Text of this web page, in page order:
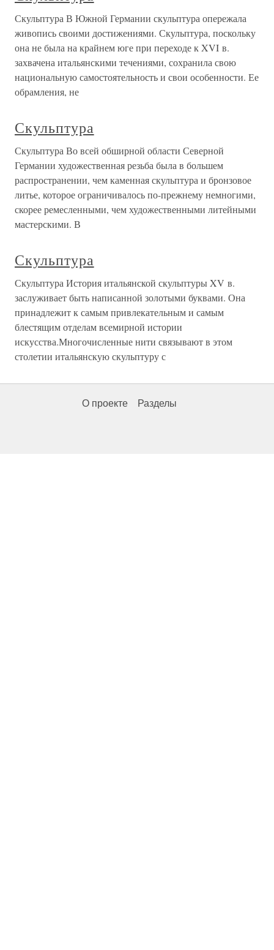
Скульптура В Южной Германии скульптура опережала
живопись своими достижениями. Скульптура, поскольку
она не была на крайнем юге при переходе к XVI в.
захвачена итальянскими течениями, сохранила свою
национальную самостоятельность и свои особенности. Ее
обрамления, не
Скульптура
Скульптура Во всей обширной области Северной
Германии художественная резьба была в большем
распространении, чем каменная скульптура и бронзовое
литье, которое ограничивалось по-прежнему немногими,
скорее ремесленными, чем художественными литейными
мастерскими. В
Скульптура
Скульптура История итальянской скульптуры XV в.
заслуживает быть написанной золотыми буквами. Она
принадлежит к самым привлекательным и самым
блестящим отделам всемирной истории
искусства.Многочисленные нити связывают в этом
столетии итальянскую скульптуру с
О проекте Разделы